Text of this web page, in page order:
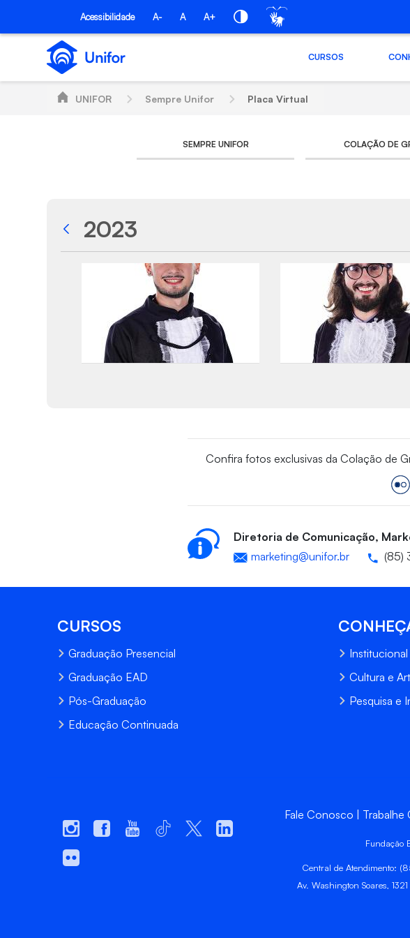
Skip to Main ContentAcessibilidade A- A A+
CURSOS
UNIFOR Sempre Unifor Placa Virtual
SEMPRE UNIFOR COLAÇÃO DE
2023
Confira fotos exclusivas da Colação de
Diretoria de Comunicação,
marketing@unifor.br
(85)
CURSOS
Graduação Presencial
Graduação EAD
Pós-Graduação
Educação Continuada
Institucional
Cultura e
Pesquisa e
Fale Conosco Trabalhe
Fundação
Central de Atendimento:
Av. Washington Soares,